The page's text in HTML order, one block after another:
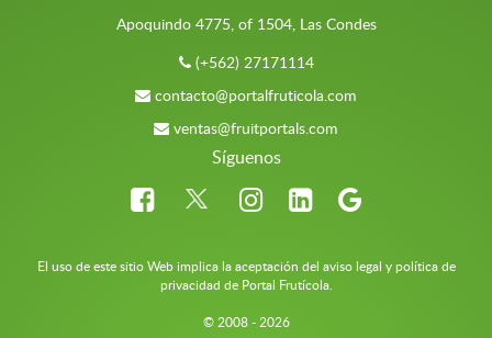
Apoquindo 4775, of 1504, Las Condes
(+562) 27171114
contacto@portalfruticola.com
ventas@fruitportals.com
Síguenos
El uso de este sitio Web implica la aceptación del aviso legal y política de
privacidad de Portal Frutícola.
© 2008 - 2026